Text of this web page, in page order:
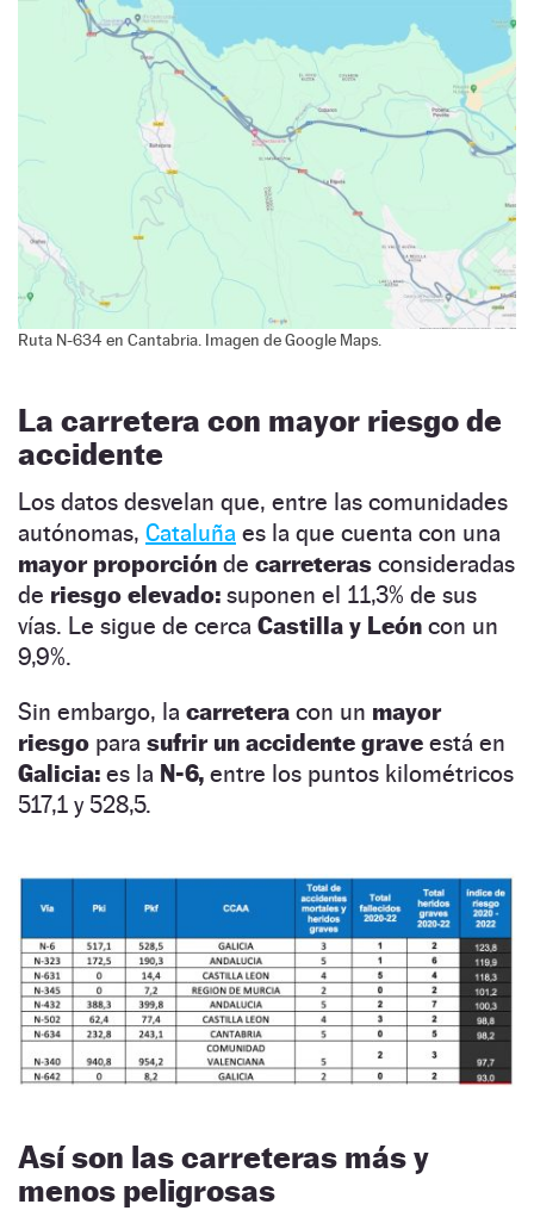
Ruta N-634 en Cantabria. Imagen de Google Maps.
La carretera con mayor riesgo de
accidente
Los datos desvelan que, entre las comunidades
autónomas, Cataluña es la que cuenta con una
mayor proporción de carreteras consideradas
de riesgo elevado: suponen el 11,3% de sus
vías. Le sigue de cerca Castilla y León con un
9,9%.
Sin embargo, la carretera con un mayor
riesgo para sufrir un accidente grave está en
Galicia: es la N-6, entre los puntos kilométricos
517,1 y 528,5.
Así son las carreteras más y
menos peligrosas